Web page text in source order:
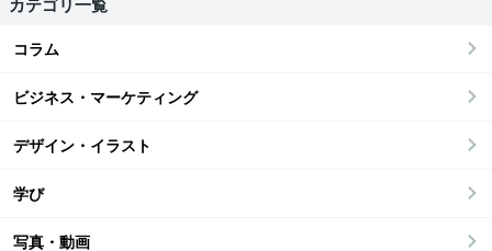
コラム
ビジネス・マーケティング
デザイン・イラスト
学び
写真・動画